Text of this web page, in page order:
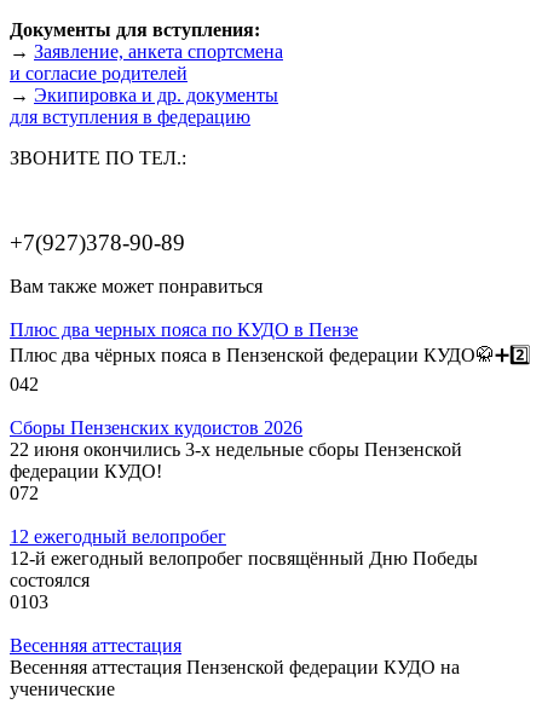
Документы для вступления:
→ Заявление, анкета спортсмена
и согласие родителей
→ Экипировка и др. документы
для вступления в федерацию
ЗВОНИТЕ ПО ТЕЛ.:
+7(927)378-90-89
Вам также может понравиться
Плюс два черных пояса по КУДО в Пензе
Плюс два чёрных пояса в Пензенской федерации КУДО🥋➕️2️⃣
042
Сборы Пензенских кудоистов 2026
22 июня окончились 3-х недельные сборы Пензенской
федерации КУДО!
072
12 ежегодный велопробег
12-й ежегодный велопробег посвящённый Дню Победы
состоялся
0103
Весенняя аттестация
Весенняя аттестация Пензенской федерации КУДО на
ученические